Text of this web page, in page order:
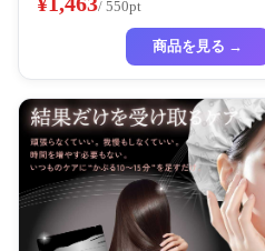
/ 550pt
商品を見る →